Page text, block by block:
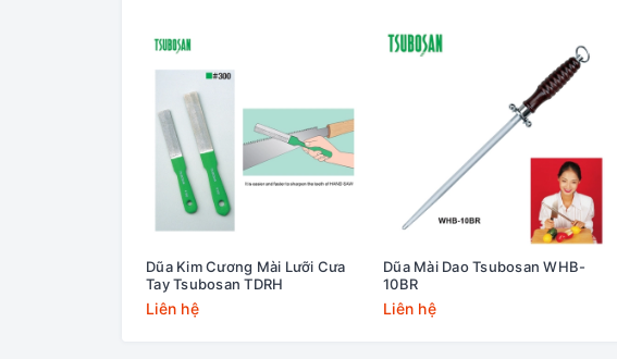
Dũa Kim Cương Mài Lưỡi Cưa
Tay Tsubosan TDRH
Liên hệ
Dũa Mài Dao Tsubosan WHB-
10BR
Liên hệ